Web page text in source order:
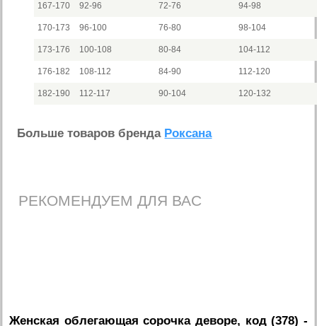
167-170 92-96 72-76 94-98
170-173 96-100 76-80 98-104
173-176 100-108 80-84 104-112
176-182 108-112 84-90 112-120
182-190 112-117 90-104 120-132
Больше товаров бренда Роксана
РЕКОМЕНДУЕМ ДЛЯ ВАС
Женская облегающая сорочка деворе, код (378) -